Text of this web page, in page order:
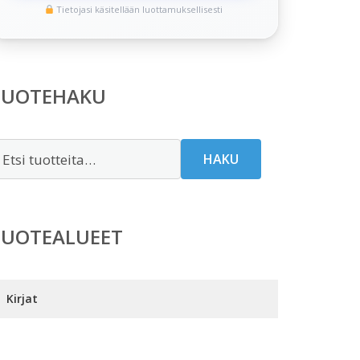
Tietojasi käsitellään luottamuksellisesti
HAKU
Kirjat